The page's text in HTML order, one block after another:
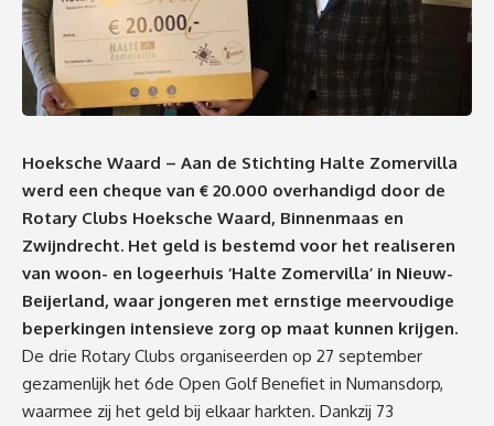
Hoeksche Waard – Aan de Stichting Halte Zomervilla
werd een cheque van € 20.000 overhandigd door de
Rotary Clubs Hoeksche Waard, Binnenmaas en
Zwijndrecht. Het geld is bestemd voor het realiseren
van woon- en logeerhuis ‘Halte Zomervilla’ in Nieuw-
Beijerland, waar jongeren met ernstige meervoudige
beperkingen intensieve zorg op maat kunnen krijgen.
De drie Rotary Clubs organiseerden op 27 september
gezamenlijk het 6de Open Golf Benefiet in Numansdorp,
waarmee zij het geld bij elkaar harkten. Dankzij 73